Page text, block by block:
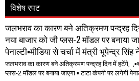
विशेष रपट
जलभराव का कारण बने अतिक्रमण पन्द्रह
नया बाजार को जी प्लस-2 मॉडल पर बनाया
पेनाल्टी▪️मीडिया से चर्चा में मंत्री भूपेन्द्र सिंह
जलभराव का कारण बने अतिक्रमण पन्द्रह दिन में हटेंगे,
प्लस-2 मॉडल पर बनाया जाएगा ▪️ टाटा कंपनी पर लगेगी